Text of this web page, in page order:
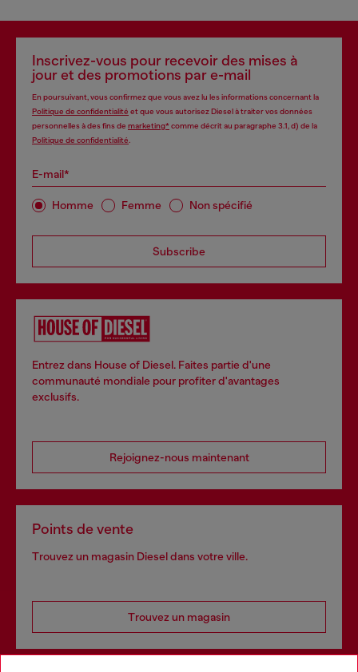
Inscrivez-vous pour recevoir des mises à
jour et des promotions par e-mail
En poursuivant, vous confirmez que vous avez lu les informations concernant la
Politique de confidentialité et que vous autorisez Diesel à traiter vos données
personnelles à des fins de marketing*comme décrit au paragraphe 3.1, d) de la
Politique de confidentialité
E-mail*
Homme Femme Non spécifié
Subscribe
Entrez dans House of Diesel. Faites partie d'une
communauté mondiale pour profiter d'avantages
exclusifs.
Rejoignez-nous maintenant
Points de vente
Trouvez un magasin Diesel dans votre ville.
Trouvez un magasin